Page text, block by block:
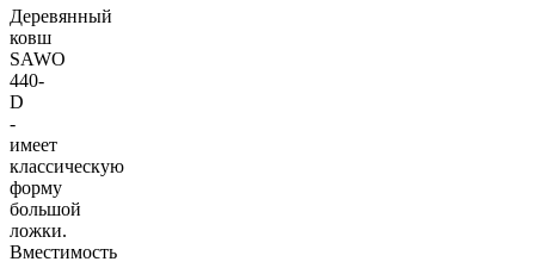
Деревянный
ковш
SAWO
440-
D
-
имеет
классическую
форму
большой
ложки.
Вместимость